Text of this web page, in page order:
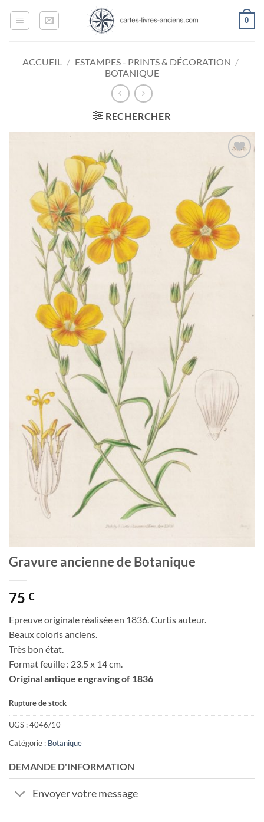
0
ACCUEIL / ESTAMPES - PRINTS & DÉCORATION /
BOTANIQUE
RECHERCHER
Ajouter
wishlist
Gravure ancienne de Botanique
75 €
Epreuve originale réalisée en 1836. Curtis auteur.
Beaux coloris anciens.
Très bon état.
Format feuille : 23,5 x 14 cm.
Original antique engraving of 1836
Rupture de stock
UGS :4046/10
Catégorie : Botanique
DEMANDE D'INFORMATION
Envoyer votre message